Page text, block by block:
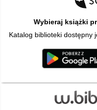
Wybieraj książki
Katalog biblioteki dostępny